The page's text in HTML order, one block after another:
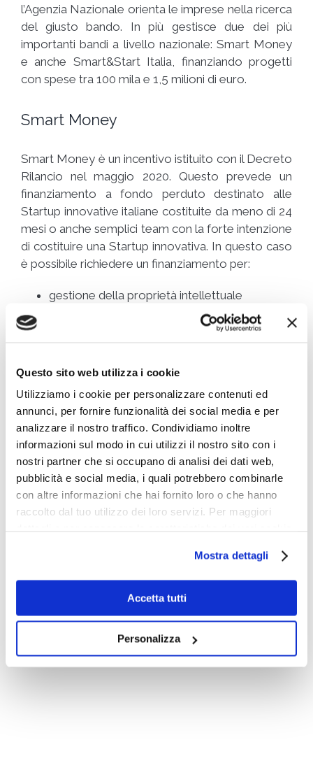
Questo sito web utilizza i cookie
Utilizziamo i cookie per personalizzare contenuti ed
annunci, per fornire funzionalità dei social media e per
analizzare il nostro traffico. Condividiamo inoltre
informazioni sul modo in cui utilizzi il nostro sito con i
nostri partner che si occupano di analisi dei dati web,
pubblicità e social media, i quali potrebbero combinarle
con altre informazioni che hai fornito loro o che hanno
raccolto dal tuo utilizzo dei loro servizi. Per maggiori
Mostra dettagli
Accetta tutti
Personalizza
l’Agenzia Nazionale orienta le imprese nella ricerca
del giusto bando. In più gestisce due dei più
importanti bandi a livello nazionale: Smart Money
e anche Smart&Start Italia, finanziando progetti
con spese tra 100 mila e 1,5 milioni di euro.
Smart Money
Smart Money è un incentivo istituito con il Decreto
Rilancio nel maggio 2020. Questo prevede un
finanziamento a fondo perduto destinato alle
Startup innovative italiane costituite da meno di 24
mesi o anche semplici team con la forte intenzione
di costituire una Startup innovativa. In questo caso
è possibile richiedere un finanziamento per:
gestione della proprietà intellettuale
supporto nell’autovalutazione della maturità
attività di networking
campagna di crowdfunding.
Smart&Start Italia
Smart&Start Italia, come detto, è uno dei bandi
più importanti a livello nazionale. Infatti, questo è
Startup e le piccole imprese non solo nel settore
ricerca scientifica.